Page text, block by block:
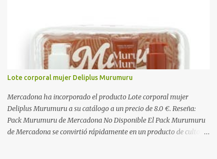
antioxidante (E300). Relleno 27%: Azúcar, aceite vegetal refinado
(girasol), LECHE desnatada en polvo, cacao desgrasado en polvo
0,9%, LECHE entera en polvo, emulgente (E322 ( SOJA )), aroma
natural. Cobertura 16%: Azúcar, grasas vegetales (coco, palmiste,
palma), cacao desgrasado en polvo 1,0%, suero de LECHE en polvo,
LECHE entera en polvo, emulgente (E322), lactosa ( LECHE ),
almidón de TRIGO , aromas naturales. Decorado 1,8%: Harina de
arroz, harina de TRIGO , azúcar, sal, extracto d...
Lote corporal mujer Deliplus Murumuru
Mercadona ha incorporado el producto Lote corporal mujer
Deliplus Murumuru a su catálogo a un precio de 8.0 €. Reseña:
Pack Murumuru de Mercadona No Disponible El Pack Murumuru
de Mercadona se convirtió rápidamente en un producto de culto